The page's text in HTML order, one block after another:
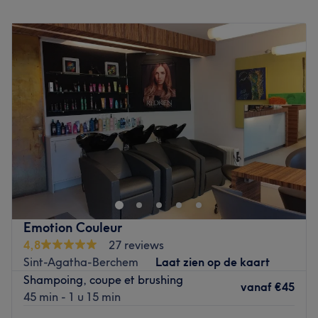
faire au service de vos envies pour révéler votre style.
Nos coups de cœur :
L’atmosphère : une ambiance conviviale et cocooning.
Les spécialités de l’établissement : les coupes et les
coiffages.
La marque utilisée : Schwarzkopf Professional.
Go to venue
Dinsdag
08:30
18:30
Woensdag
18:30
Donderdag
18:30
Vrijdag
08:30–19:00
Zaterdag
08:30–18:30
Zondag
Gesloten
Bienvenue chez Mariel David, ce salon de coiffure, situé à
Jette, est animé par David, un coiffeur passionné et
expérimenté. Découvrez un univers où tendance et
innovation se marient harmonieusement pour vous offrir
une séance coiffure personnalisée. Envie d'une
transformation capillaire ou un simple changement de
style ? Réservez maintenant chez Mariel David !
Transports publics les plus proches :
À proximité de ce salon de coiffure, découvrez un accès
Emotion Couleur
4,8
27 reviews
Sint-Agatha-Berchem
Laat zien op de kaart
Shampoing, coupe et brushing
45 min - 1 u 15 min
vanaf €45